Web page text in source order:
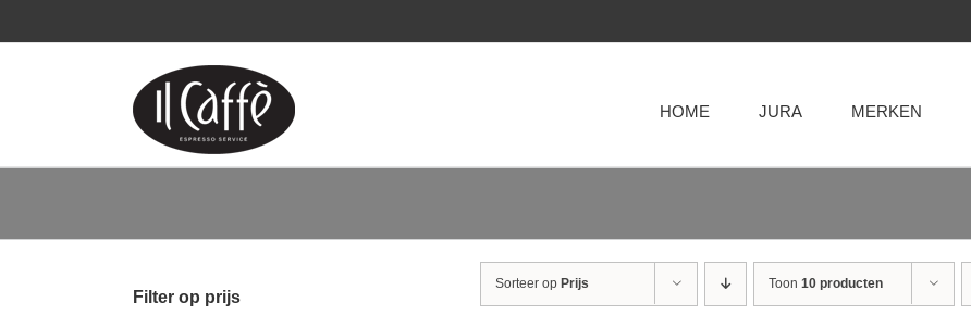
HOME JURA MERKEN
Sorteer op Prijs Toon 10 producten
Filter op prijs